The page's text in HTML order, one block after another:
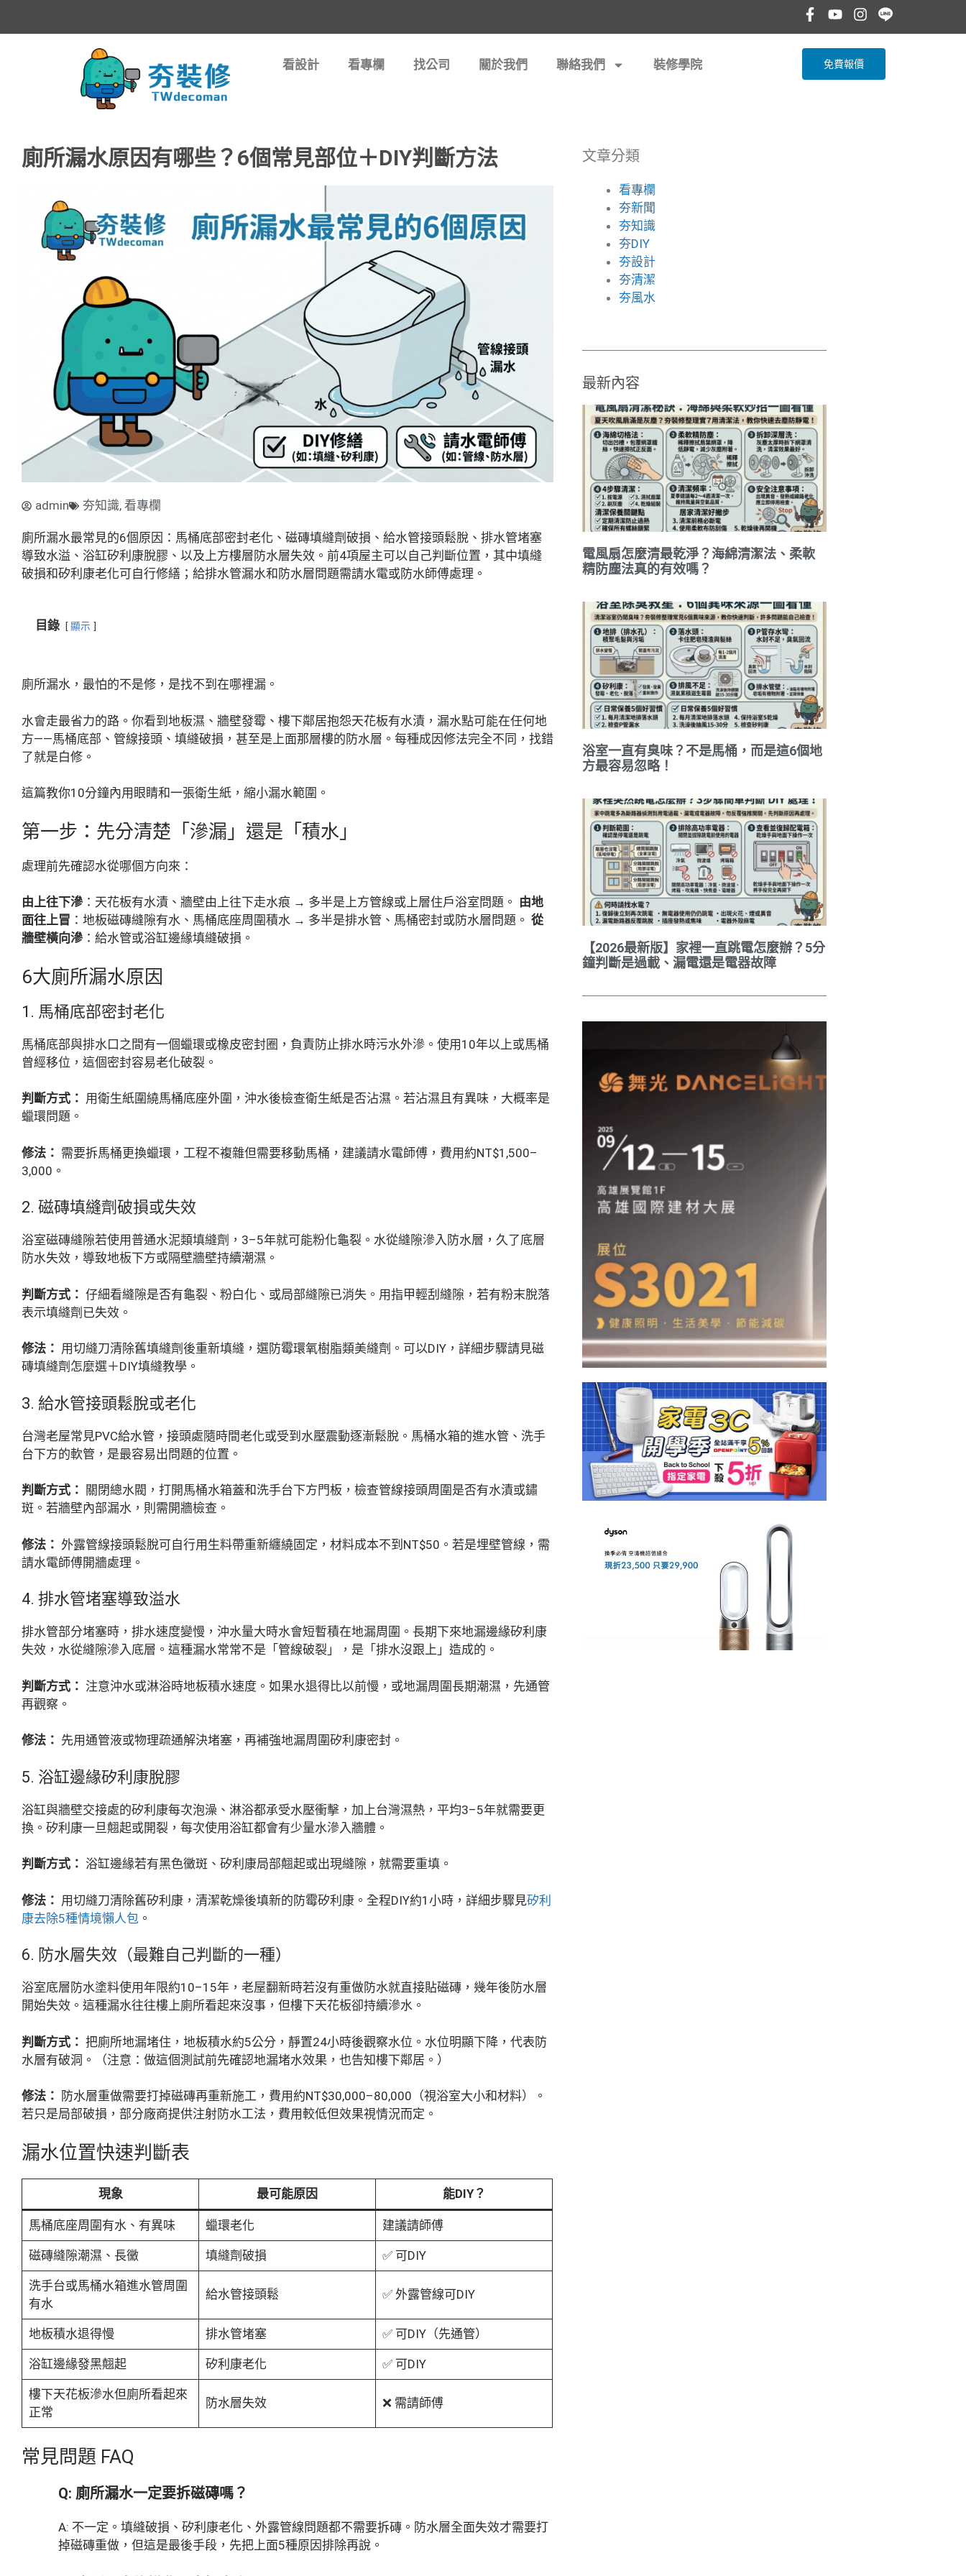
看設計 看專欄 找公司 關於我們 聯絡我們 裝修學院 免費報價
廁所漏水原因有哪些？6個常見部位＋DIY判斷方法
admin 夯知識, 看專欄
廁所漏水最常見的6個原因：馬桶底部密封老化、磁磚填縫劑破損、給水管接頭鬆脫、排水管堵塞
導致水溢、浴缸矽利康脫膠、以及上方樓層防水層失效。前4項屋主可以自己判斷位置，其中填縫
破損和矽利康老化可自行修繕；給排水管漏水和防水層問題需請水電或防水師傅處理。
目錄 顯示
廁所漏水，最怕的不是修，是找不到在哪裡漏。
水會走最省力的路。你看到地板濕、牆壁發霉、樓下鄰居抱怨天花板有水漬，漏水點可能在任何地
方——馬桶底部、管線接頭、填縫破損，甚至是上面那層樓的防水層。每種成因修法完全不同，找錯
了就是白修。
這篇教你10分鐘內用眼睛和一張衛生紙，縮小漏水範圍。
第一步：先分清楚「滲漏」還是「積水」
處理前先確認水從哪個方向來：
由上往下滲：天花板有水漬、牆壁由上往下走水痕 → 多半是上方管線或上層住戶浴室問題。 由地
面往上冒 ：地板磁磚縫隙有水、馬桶底座周圍積水 → 多半是排水管、馬桶密封或防水層問題。 從
牆壁橫向滲：給水管或浴缸邊緣填縫破損。
6大廁所漏水原因
1. 馬桶底部密封老化
馬桶底部與排水口之間有一個蠟環或橡皮密封圈，負責防止排水時污水外滲。使用10年以上或馬桶
曾經移位，這個密封容易老化破裂。
判斷方式： 用衛生紙圍繞馬桶底座外圍，沖水後檢查衛生紙是否沾濕。若沾濕且有異味，大概率是
蠟環問題。
修法： 需要拆馬桶更換蠟環，工程不複雜但需要移動馬桶，建議請水電師傅，費用約NT$1,500–
3,000。
2. 磁磚填縫劑破損或失效
浴室磁磚縫隙若使用普通水泥類填縫劑，3–5年就可能粉化龜裂。水從縫隙滲入防水層，久了底層
防水失效，導致地板下方或隔壁牆壁持續潮濕。
判斷方式： 仔細看縫隙是否有龜裂、粉白化、或局部縫隙已消失。用指甲輕刮縫隙，若有粉末脫落
表示填縫劑已失效。
修法： 用切縫刀清除舊填縫劑後重新填縫，選防霉環氧樹脂類美縫劑。可以DIY，詳細步驟請見磁
磚填縫劑怎麼選＋DIY填縫教學。
3. 給水管接頭鬆脫或老化
台灣老屋常見PVC給水管，接頭處隨時間老化或受到水壓震動逐漸鬆脫。馬桶水箱的進水管、洗手
台下方的軟管，是最容易出問題的位置。
判斷方式： 關閉總水閥，打開馬桶水箱蓋和洗手台下方門板，檢查管線接頭周圍是否有水漬或鏽
斑。若牆壁內部漏水，則需開牆檢查。
修法： 外露管線接頭鬆脫可自行用生料帶重新纏繞固定，材料成本不到NT$50。若是埋壁管線，需
請水電師傅開牆處理。
4. 排水管堵塞導致溢水
排水管部分堵塞時，排水速度變慢，沖水量大時水會短暫積在地漏周圍。長期下來地漏邊緣矽利康
失效，水從縫隙滲入底層。這種漏水常常不是「管線破裂」，是「排水沒跟上」造成的。
判斷方式： 注意沖水或淋浴時地板積水速度。如果水退得比以前慢，或地漏周圍長期潮濕，先通管
再觀察。
修法： 先用通管液或物理疏通解決堵塞，再補強地漏周圍矽利康密封。
5. 浴缸邊緣矽利康脫膠
浴缸與牆壁交接處的矽利康每次泡澡、淋浴都承受水壓衝擊，加上台灣濕熱，平均3–5年就需要更
換。矽利康一旦翹起或開裂，每次使用浴缸都會有少量水滲入牆體。
判斷方式： 浴缸邊緣若有黑色黴斑、矽利康局部翹起或出現縫隙，就需要重填。
修法： 用切縫刀清除舊矽利康，清潔乾燥後填新的防霉矽利康。全程DIY約1小時，詳細步驟見矽利
康去除5種情境懶人包 。
6. 防水層失效（最難自己判斷的一種）
浴室底層防水塗料使用年限約10–15年，老屋翻新時若沒有重做防水就直接貼磁磚，幾年後防水層
開始失效。這種漏水往往樓上廁所看起來沒事，但樓下天花板卻持續滲水。
判斷方式： 把廁所地漏堵住，地板積水約5公分，靜置24小時後觀察水位。水位明顯下降，代表防
水層有破洞。（注意：做這個測試前先確認地漏堵水效果，也告知樓下鄰居。）
修法：
防水層重做需要打掉磁磚再重新施工，費用約NT$30,000–80,000（視浴室大小和材料）。
若只是局部破損，部分廠商提供注射防水工法，費用較低但效果視情況而定。
漏水位置快速判斷表
現象 最可能原因 能DIY？
馬桶底座周圍有水、有異味 蠟環老化 建議請師傅
磁磚縫隙潮濕、長黴 填縫劑破損 ✅ 可DIY
洗手台或馬桶水箱進水管周圍
有水
給水管接頭鬆 ✅ 外露管線可DIY
地板積水退得慢 排水管堵塞 ✅ 可DIY（先通管）
浴缸邊緣發黑翹起 矽利康老化 ✅ 可DIY
樓下天花板滲水但廁所看起來
正常
防水層失效 ❌ 需請師傅
常見問題 FAQ
Q: 廁所漏水一定要拆磁磚嗎？
A: 不一定。填縫破損、矽利康老化、外露管線問題都不需要拆磚。防水層全面失效才需要打
掉磁磚重做，但這是最後手段，先把上面5種原因排除再說。
文章分類
看專欄
夯新聞
夯知識
夯DIY
夯設計
夯清潔
夯風水
最新內容
電風扇怎麼清最乾淨？海綿清潔法、柔軟
精防塵法真的有效嗎？
浴室一直有臭味？不是馬桶，而是這6個地
方最容易忽略！
【2026最新版】家裡一直跳電怎麼辦？5分
鐘判斷是過載、漏電還是電器故障